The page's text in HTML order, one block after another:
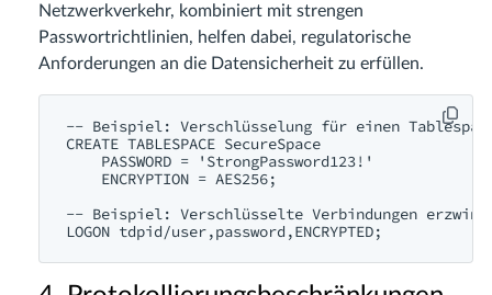
Netzwerkverkehr, kombiniert mit strengen
Passwortrichtlinien, helfen dabei, regulatorische
Anforderungen an die Datensicherheit zu erfüllen.
-- Beispiel: Verschlüsselung für einen
CREATE TABLESPACE SecureSpace
    PASSWORD = 'StrongPassword123!'
    ENCRYPTION = AES256;
-- Beispiel: Verschlüsselte Verbindungen